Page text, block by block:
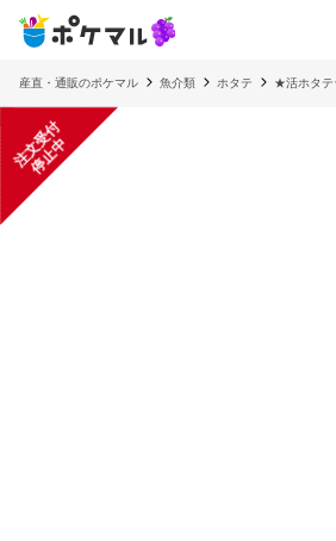
産直・通販のポケマル 魚介類 ホタテ ★活ホタ
注
文
受
付
停
止
中